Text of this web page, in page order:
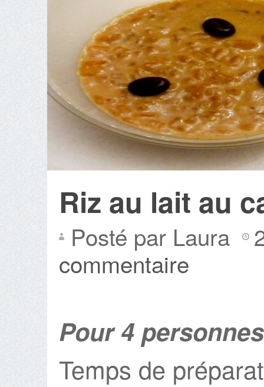
Riz au lait au
Posté par Laura
commentaire
Pour 4 personnes
Temps de